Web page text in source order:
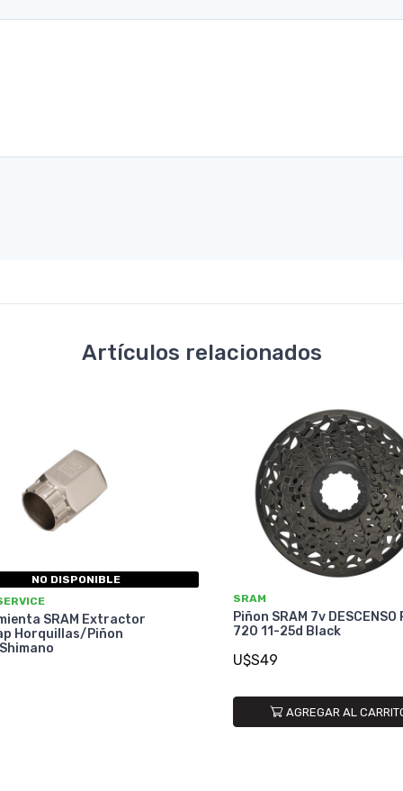
Artículos relacionados
NO DISPONIBLE
SRAM Extractor
Horquillas/Piñon
SRAM
Piñon SRAM 7v DESCENSO
720 11-25d Black
U$S49
AGREGAR AL